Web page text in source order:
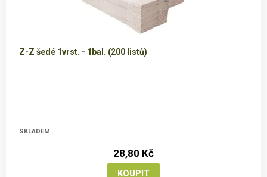
Z-Z šedé 1vrst. - 1bal. (200 listů)
SKLADEM
28,80 Kč